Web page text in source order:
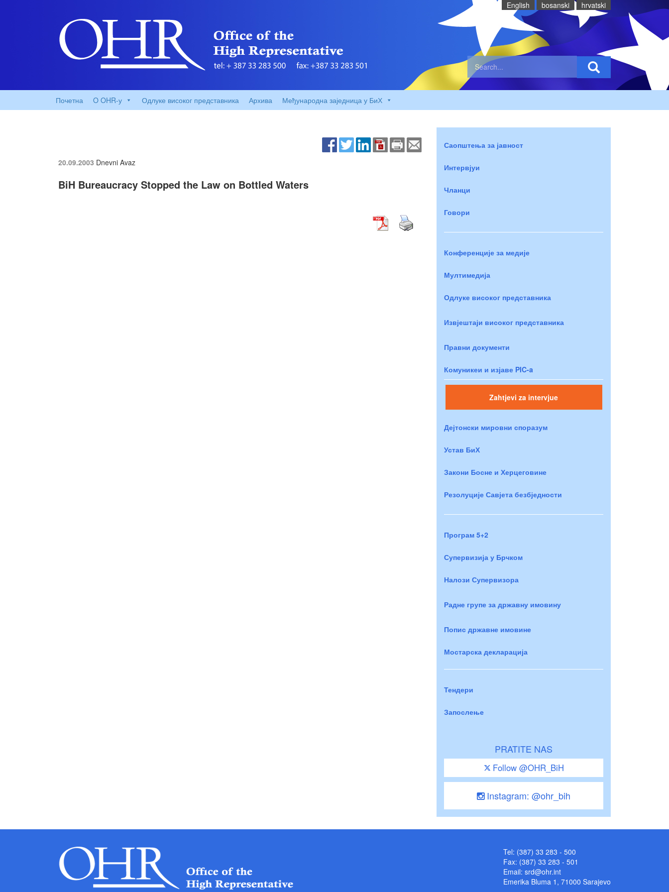
English bosanski hrvatski
Почетна O OHR-у Одлуке високог представника Архива Међународна заједница у БиХ
20.09.2003 Dnevni Avaz
BiH Bureaucracy Stopped the Law on Bottled Waters
Саопштења за јавност
Интервјуи
Чланци
Говори
Конференције за медије
Мултимедија
Одлуке високог представника
Извјештаји високог представника
Правни документи
Комуникеи и изјаве PIC-a
Zahtjevi za intervjue
Дејтонски мировни споразум
Устав БиХ
Закони Босне и Херцеговине
Резолуције Савјета безбједности
Програм 5+2
Супервизија у Брчком
Налози Супервизора
Радне групе за државну имовину
Попис државне имовине
Мостарска декларација
Тендери
Запослење
PRATITE NAS
Follow @OHR_BiH
Instagram: @ohr_bih
Tel: (387) 33 283 - 500
Fax: (387) 33 283 - 501
Email: srd@ohr.int
Emerika Bluma 1, 71000 Sarajevo